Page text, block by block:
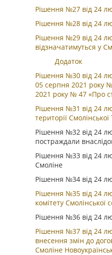
Рішення №27 від 24
Рішення №28 від 24
Рішення №29 від 24
відзначатимуться у
Додаток
Рішення №30 від 24
05 серпня 2021 року
2021 року № 47 «Про
Рішення №31 від 24
території Смолінської
Рішення №32 від 24
постраждали
Рішення №33 від 24
Смоліне
Рішення №34 від 24
Рішення №35 від 24
комітету
Рішення №36 від 24
Рішення №37 від 24
внесення змін до
Смоліне